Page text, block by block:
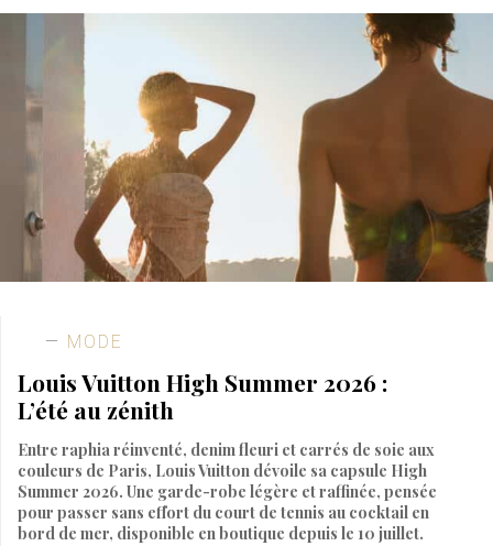
MODE
Louis Vuitton High Summer 2026 :
L’été au zénith
Entre raphia réinventé, denim fleuri et carrés de soie aux
couleurs de Paris, Louis Vuitton dévoile sa capsule High
Summer 2026. Une garde-robe légère et raffinée, pensée
pour passer sans effort du court de tennis au cocktail en
bord de mer, disponible en boutique depuis le 10 juillet.